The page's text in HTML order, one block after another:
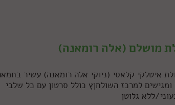
מושלם (אלה רומאנה)
איטלקי קלאסי (ניוקי אלה רומאנה) עשיר
ומגישים למרכז השולחןץ כולל סרטון עם כל שלבי
ללא גלוטן